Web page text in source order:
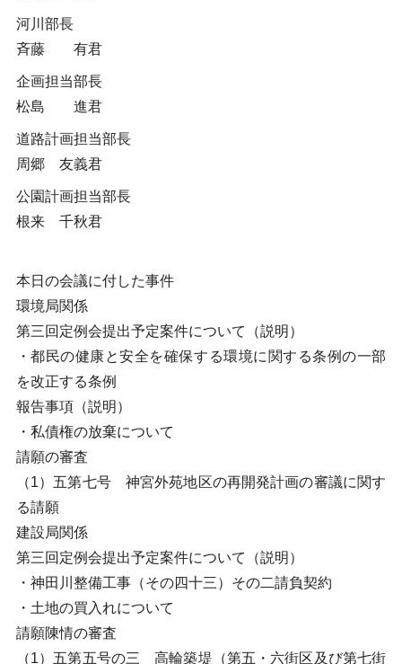
河川部長
斉藤 有君
企画担当部長
松島 進君
道路計画担当部長
周郷 友義君
公園計画担当部長
根来 千秋君
本日の会議に付した事件
環境局関係
第三回定例会提出予定案件について（説明）
・都民の健康と安全を確保する環境に関する条例の一部
を改正する条例
報告事項（説明）
・私債権の放棄について
請願の審査
（1）五第七号 神宮外苑地区の再開発計画の審議に関す
る請願
建設局関係
第三回定例会提出予定案件について（説明）
・神田川整備工事（その四十三）その二請負契約
・土地の買入れについて
請願陳情の審査
（1）五第五号の三 高輪築堤（第五・六街区及び第七街